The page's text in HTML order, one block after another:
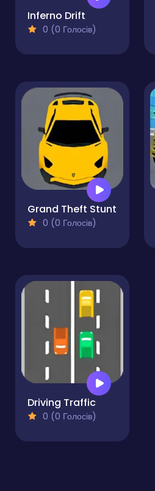
Inferno Drift
0 (0 Голосів)
Grand Theft Stunt
0 (0 Голосів)
Driving Traffic
0 (0 Голосів)